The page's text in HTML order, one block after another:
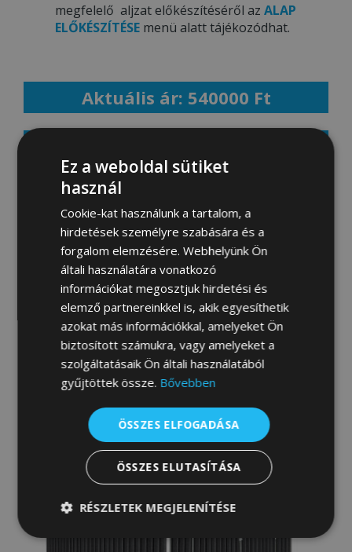
megfelelő aljzat előkészítéséről az ALAP
ELŐKÉSZÍTÉSE menü alatt tájékozódhat.
Aktuális ár: 540000 Ft
Fotógaléria:
Ez a weboldal sütiket
használ
Cookie-kat használunk a tartalom, a
hirdetések személyre szabására és a
forgalom elemzésére. Webhelyünk Ön
általi használatára vonatkozó
információkat megosztjuk hirdetési és
elemző partnereinkkel is, akik egyesíthetik
azokat más információkkal, amelyeket Ön
biztosított számukra, vagy amelyeket a
szolgáltatásaik Ön általi használatából
gyűjtöttek össze. Bővebben
ÖSSZES ELFOGADÁSA
ÖSSZES ELUTASÍTÁSA
RÉSZLETEK MEGJELENÍTÉSE
Elengedhetetlenül
Teljesítmény